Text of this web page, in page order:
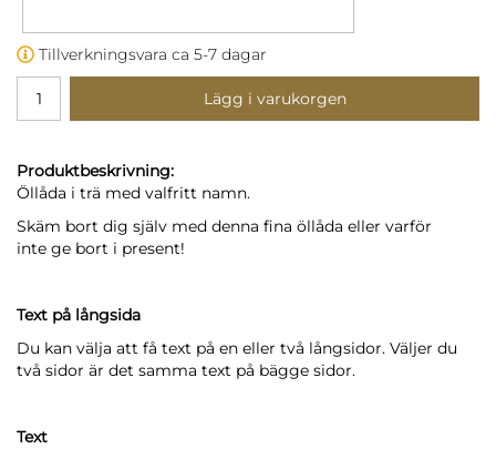
Tillverkningsvara ca 5-7 dagar
Lägg i varukorgen
Produktbeskrivning:
Öllåda i trä med valfritt namn.
Skäm bort dig själv med denna fina öllåda eller varför
inte ge bort i present!
Text på långsida
Du kan välja att få text på en eller två långsidor. Väljer du
två sidor är det samma text på bägge sidor.
Text